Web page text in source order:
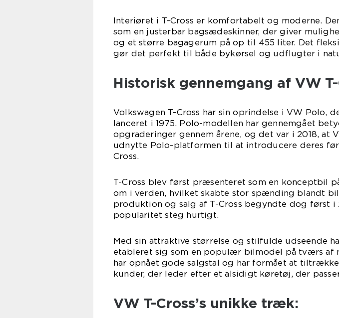
Interiøret i T-Cross er komfortabelt og moderne.
som en justerbar bagsædeskinner, der giver
og et større bagagerum på op til 455 liter. Det
gør det perfekt til både bykørsel og udflugter i
Historisk gennemgang af VW
Volkswagen T-Cross har sin oprindelse i VW Polo,
lanceret i 1975. Polo-modellen har gennemgået
opgraderinger gennem årene, og det var i 2018, at
udnytte Polo-platformen til at introducere deres
Cross.
T-Cross blev først præsenteret som en konceptbil
om i verden, hvilket skabte stor spænding blandt
produktion og salg af T-Cross begyndte dog først i
popularitet steg hurtigt.
Med sin attraktive størrelse og stilfulde udseende
etableret sig som en populær bilmodel på tværs af
har opnået gode salgstal og har formået at
kunder, der leder efter et alsidigt køretøj, der
VW T-Cross’s unikke træk: